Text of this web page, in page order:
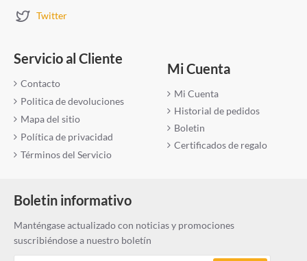
Twitter
Servicio al Cliente
Contacto
Politica de devoluciones
Mapa del sitio
Política de privacidad
Términos del Servicio
Mi Cuenta
Mi Cuenta
Historial de pedidos
Boletin
Certificados de regalo
Boletin informativo
Manténgase actualizado con noticias y promociones
suscribiéndose a nuestro boletín